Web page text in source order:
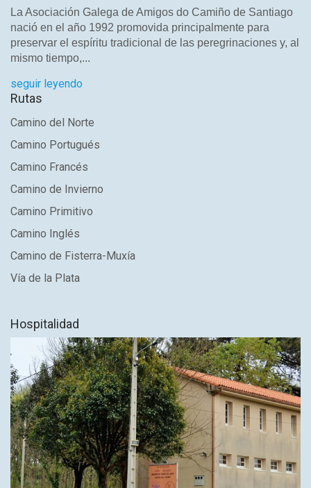
La Asociación Galega de Amigos do Camiño de Santiago
nació en el año 1992 promovida principalmente para
preservar el espíritu tradicional de las peregrinaciones y, al
mismo tiempo,...
seguir leyendo
Rutas
Camino del Norte
Camino Portugués
Camino Francés
Camino de Invierno
Camino Primitivo
Camino Inglés
Camino de Fisterra-Muxía
Vía de la Plata
Hospitalidad